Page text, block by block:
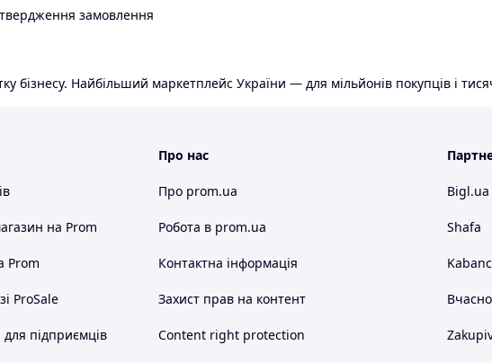
замовлення
бізнесу. Найбільший маркетплейс України — для мільйонів покупців і
на Prom
Prom
ProSale
підприємців
Про нас
Про prom.ua
Робота в prom.ua
Контактна інформація
Захист прав на контент
Content right protection
Bigl.ua
Shafa
Вчасно